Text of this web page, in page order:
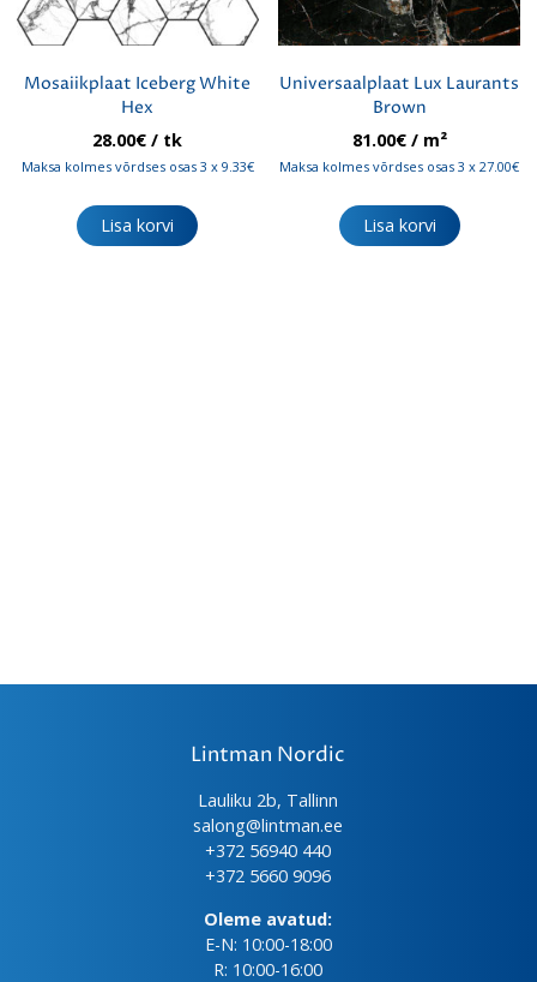
Mosaiikplaat Iceberg White
Hex
28.00€ / tk
Maksa kolmes võrdses osas 3 x 9.33€
Lisa korvi
Universaalplaat Lux Laurants
Brown
81.00€/ m²
Maksa kolmes võrdses osas 3 x 27.00€
Lisa korvi
Lintman Nordic
Lauliku 2b, Tallinn
salong@lintman.ee
+372 56940 440
+372 5660 9096
Oleme avatud:
E-N: 10:00-18:00
R: 10:00-16:00